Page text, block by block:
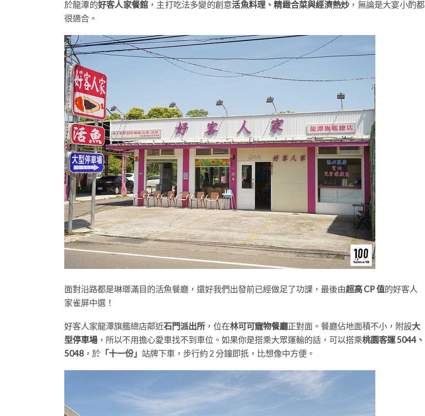
於龍潭的好客人家餐館 ，主打吃法多變的創意活魚料理、精緻合菜與經濟熱炒 ，無論是大宴小酌都
很適合。
面對沿路都是琳瑯滿目的活魚餐廳，還好我們出發前已經做足了功課，最後由超高 CP 值的好客人
家雀屏中選！
好客人家龍潭旗艦總店鄰近石門派出所，位在林可可寵物餐廳正對面。餐廳佔地面積不小，附設大
型停車場，所以不用擔心愛車找不到車位。如果你是搭乘大眾運輸的話，可以搭乘桃園客運 5044、
5048，於 「十一份」 站牌下車，步行約 2 分鐘即扺，比想像中方便。